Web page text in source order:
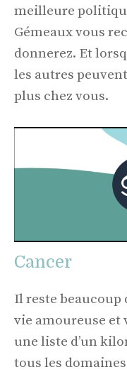
meilleure
Gémeaux vous
donnerez. Et
les autres
plus chez vous.
Cancer
Il reste beaucoup
vie amoureuse et
une liste d’un
tous les